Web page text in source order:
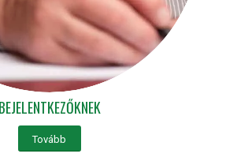
BEJELENTKEZŐKNEK
Tovább